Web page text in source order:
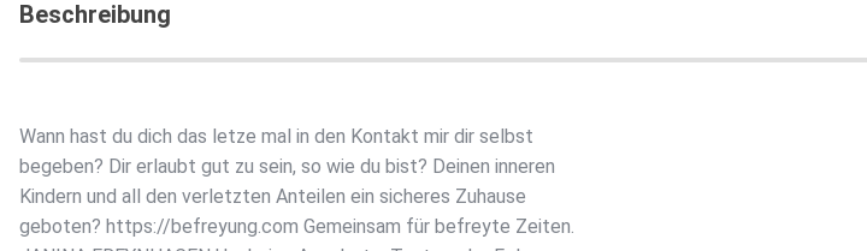
Beschreibung
Wann hast du dich das letze mal in den Kontakt mir dir selbst
begeben? Dir erlaubt gut zu sein, so wie du bist? Deinen inneren
Kindern und all den verletzten Anteilen ein sicheres Zuhause
geboten? https://befreyung.com Gemeinsam für befreyte Zeiten.